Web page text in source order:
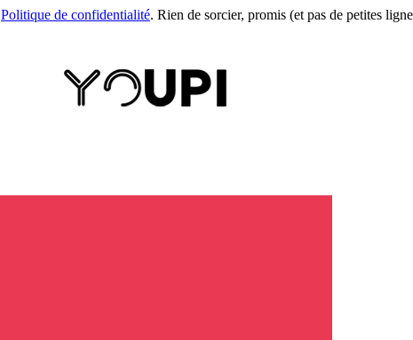
Politique de confidentialité. Rien de sorcier, promis (et pas de petites